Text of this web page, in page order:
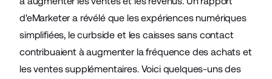
d'eMarketera révélé que les expériences numériques
simplifiées, le curbside et les caisses sans contact
contribuaient à augmenter la fréquence des achats et
les ventes supplémentaires. Voici quelques-uns des